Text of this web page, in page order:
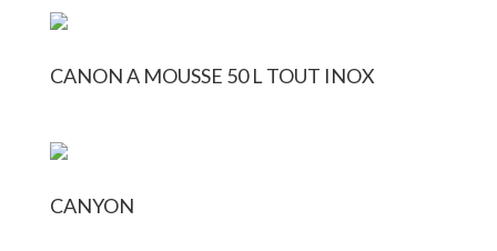
CANON A MOUSSE 50 L TOUT INOX
CANYON